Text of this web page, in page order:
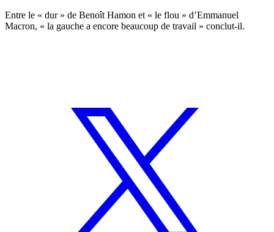
Entre le « dur » de Benoît Hamon et « le flou » d’Emmanuel
Macron, « la gauche a encore beaucoup de travail » conclut-il.